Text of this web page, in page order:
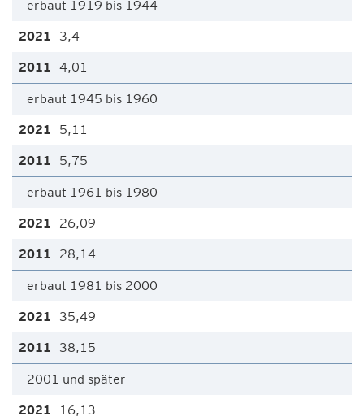
erbaut 1919 bis 1944
3,4
4,01
erbaut 1945 bis 1960
5,11
5,75
erbaut 1961 bis 1980
26,09
28,14
erbaut 1981 bis 2000
35,49
38,15
2001 und später
16,13